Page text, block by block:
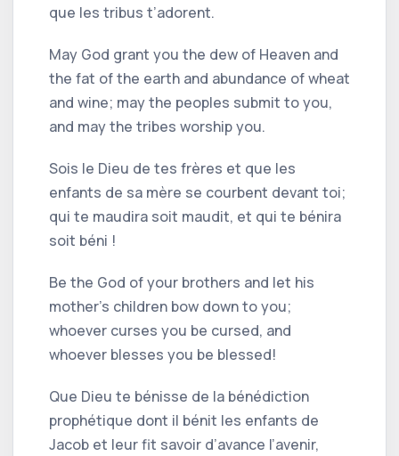
que les tribus t’adorent.
May God grant you the dew of Heaven and
the fat of the earth and abundance of wheat
and wine; may the peoples submit to you,
and may the tribes worship you.
Sois le Dieu de tes frères et que les
enfants de sa mère se courbent devant toi;
qui te maudira soit maudit, et qui te bénira
soit béni !
Be the God of your brothers and let his
mother's children bow down to you;
whoever curses you be cursed, and
whoever blesses you be blessed!
Que Dieu te bénisse de la bénédiction
prophétique dont il bénit les enfants de
Jacob et leur fit savoir d’avance l’avenir,